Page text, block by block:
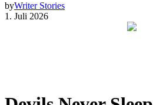
byWriter Stories
1. Juli 2026